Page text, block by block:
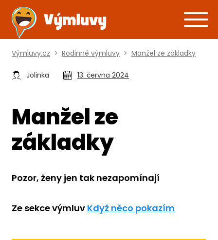
Výmluvy.cz > Rodinné výmluvy > Manžel ze základky
Jolinka 13. června 2024
Manžel ze
základky
Pozor, ženy jen tak nezapomínají
Ze sekce výmluv Když něco pokazím